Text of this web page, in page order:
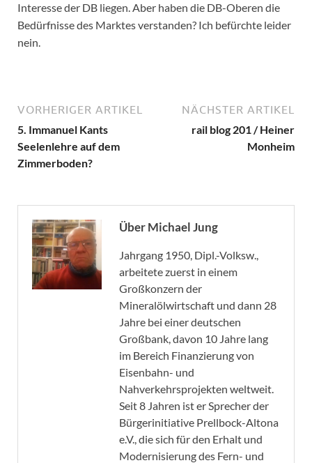
Interesse der DB liegen. Aber haben die DB-Oberen die
Bedürfnisse des Marktes verstanden? Ich befürchte leider
nein.
VORHERIGER ARTIKEL
5. Immanuel Kants
Seelenlehre auf dem
Zimmerboden?
NÄCHSTER ARTIKEL
rail blog 201 / Heiner
Monheim
Über Michael Jung
Jahrgang 1950, Dipl.-Volksw.,
arbeitete zuerst in einem
Großkonzern der
Mineralölwirtschaft und dann 28
Jahre bei einer deutschen
Großbank, davon 10 Jahre lang
im Bereich Finanzierung von
Eisenbahn- und
Nahverkehrsprojekten weltweit.
Seit 8 Jahren ist er Sprecher der
Bürgerinitiative Prellbock-Altona
e.V., die sich für den Erhalt und
Modernisierung des Fern- und